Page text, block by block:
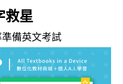
救星
備英文考試